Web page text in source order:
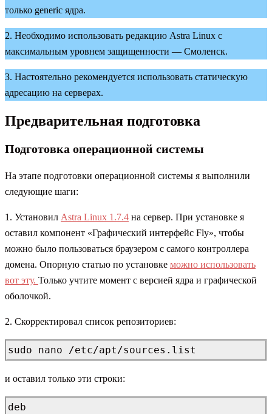
только generic ядра.
2. Необходимо использовать редакцию Astra Linux с
максимальным уровнем защищенности — Смоленск.
3. Настоятельно рекомендуется использовать статическую
адресацию на серверах.
Предварительная подготовка
Подготовка операционной системы
На этапе подготовки операционной системы я выполнили
следующие шаги:
1. Установил Astra Linux 1.7.4 на сервер. При установке я
оставил компонент «Графический интерфейс Fly», чтобы
можно было пользоваться браузером с самого контроллера
домена. Опорную статью по установке можно использовать
вот эту. Только учтите момент с версией ядра и графической
оболочкой.
2. Cкорректировал список репозиториев:
sudo nano /etc/apt/sources.list
и оставил только эти строки:
deb